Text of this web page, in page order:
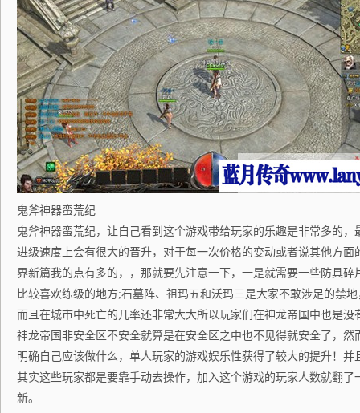
鬼斧神器蛮荒纪
鬼斧神器蛮荒纪，让自己看到这个游戏带给玩家的乐趣是非常多的
进级速度上会有很大的晋升，对于每一次价格的变动或者说其他方
界新篇我的点有多的，，那就要先注意一下，一是就需要一些防具
比较喜欢练级的地方;石墓阵、祖玛五和沃玛三是大家不敢涉足的禁
而且在城市中死亡的几率还非常大大所以玩家们在神龙帝国中也是
神龙帝国非安全区不安全就算是在安全区之中也不见得就安全了，
明确自己应该做什么，单人玩家的游戏娱乐性获得了较大的提升！
其实这些玩家都是要靠手动去操作，加入这个游戏的玩家人数就翻
新。